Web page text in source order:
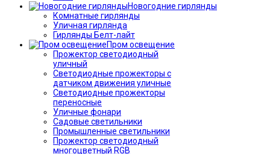
Новогодние гирлянды
Комнатные гирлянды
Уличная гирлянда
Гирлянды Белт-лайт
Пром освещение
Прожектор светодиодный
уличный
Светодиодные прожекторы с
датчиком движения уличные
Светодиодные прожекторы
переносные
Уличные фонари
Садовые светильники
Промышленные светильники
Прожектор светодиодный
многоцветный RGB